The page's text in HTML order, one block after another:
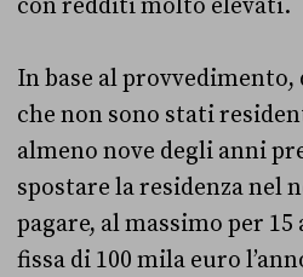
con redditi molto elevati.
In base al provvedimento,
che non sono stati
almeno nove degli anni
spostare la residenza nel
pagare, al massimo per
fissa di 100 mila euro